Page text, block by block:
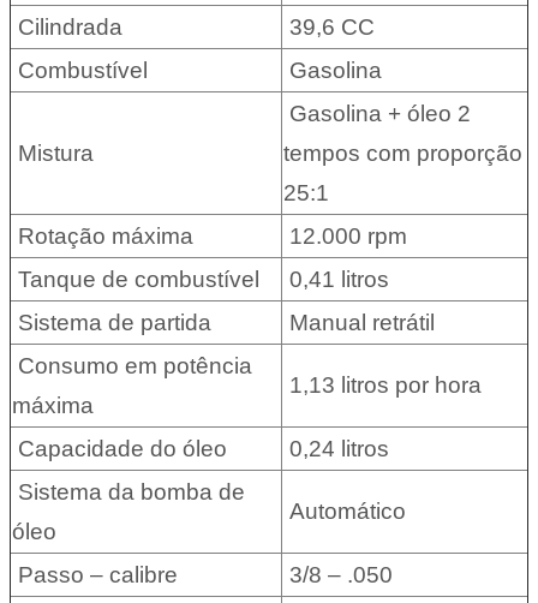
Cilindrada
39,6 CC
Combustível
Gasolina
Mistura
Gasolina + óleo 2
tempos com proporção
25:1
Rotação máxima
12.000 rpm
Tanque de combustível
0,41 litros
Sistema de partida
Manual retrátil
Consumo em potência
máxima
1,13 litros por hora
Capacidade do óleo
0,24 litros
Sistema da bomba de
óleo
Automático
Passo – calibre
3/8 – .050